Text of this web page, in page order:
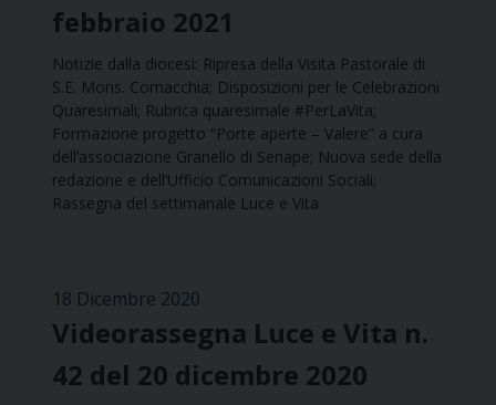
febbraio 2021
Notizie dalla diocesi: Ripresa della Visita Pastorale di
S.E. Mons. Cornacchia; Disposizioni per le Celebrazioni
Quaresimali; Rubrica quaresimale #PerLaVita;
Formazione progetto “Porte aperte – Valere” a cura
dell’associazione Granello di Senape; Nuova sede della
redazione e dell’Ufficio Comunicazioni Sociali;
Rassegna del settimanale Luce e Vita
18 Dicembre 2020
Videorassegna Luce e Vita n.
42 del 20 dicembre 2020